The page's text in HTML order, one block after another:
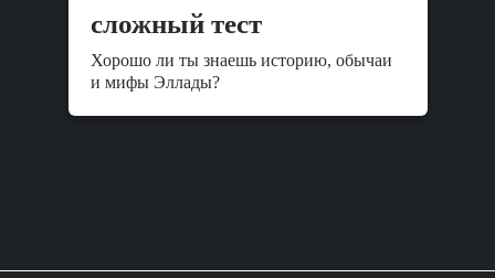
сложный тест
Хорошо ли ты знаешь историю, обычаи
и мифы Эллады?